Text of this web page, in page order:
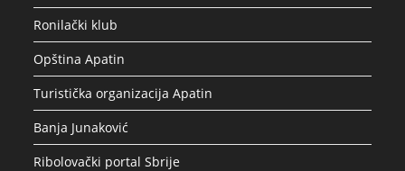
Ronilački klub
Opština Apatin
Turistička organizacija Apatin
Banja Junaković
Ribolovački portal Sbrije